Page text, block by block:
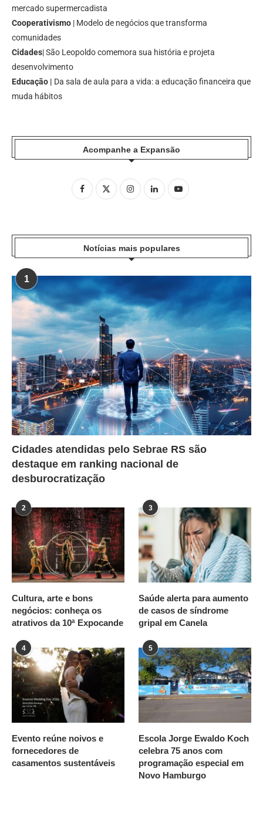
mercado supermercadista
Cooperativismo | Modelo de negócios que transforma
comunidades
Cidades| São Leopoldo comemora sua história e projeta
desenvolvimento
Educação | Da sala de aula para a vida: a educação financeira que
muda hábitos
Acompanhe a Expansão
Notícias mais populares
1
Cidades atendidas pelo Sebrae RS são
destaque em ranking nacional de
desburocratização
2
Cultura, arte e bons
negócios: conheça os
atrativos da 10ª Expocande
3
Saúde alerta para aumento
de casos de síndrome
gripal em Canela
4
Evento reúne noivos e
fornecedores de
casamentos sustentáveis
5
Escola Jorge Ewaldo Koch
celebra 75 anos com
programação especial em
Novo Hamburgo